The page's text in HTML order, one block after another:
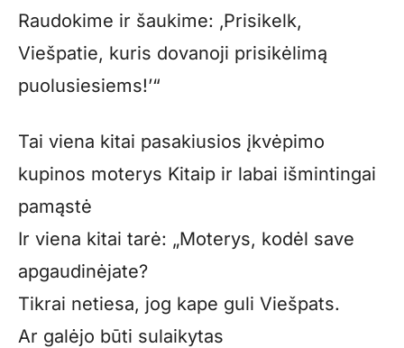
Raudokime ir šaukime: ‚Prisikelk,
Viešpatie, kuris dovanoji prisikėlimą
puolusiesiems!’“
Tai viena kitai pasakiusios įkvėpimo
kupinos moterys Kitaip ir labai išmintingai
pamąstė
Ir viena kitai tarė: „Moterys, kodėl save
apgaudinėjate?
Tikrai netiesa, jog kape guli Viešpats.
Ar galėjo būti sulaikytas